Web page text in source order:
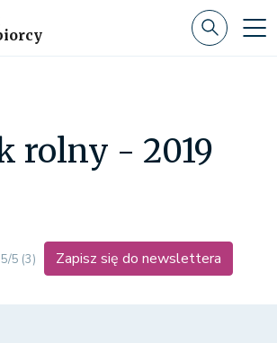
rolny - 2019
5/5 (3) Zapisz się do newslettera